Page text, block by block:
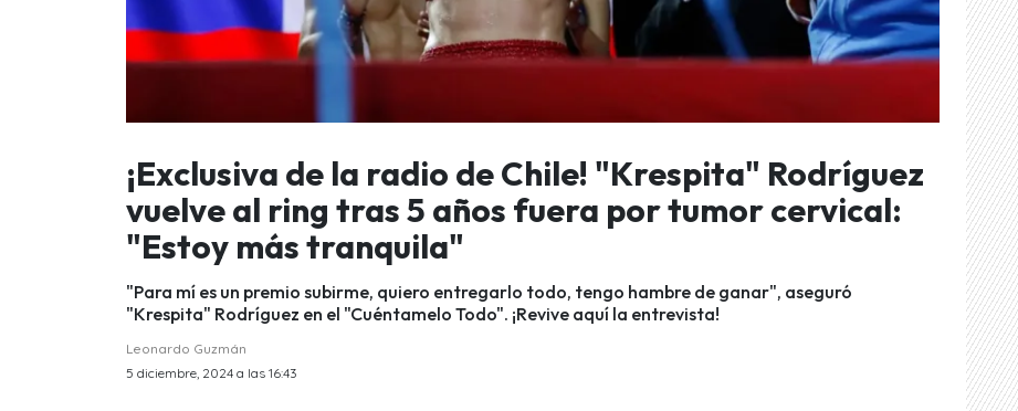
¡Exclusiva de la radio de Chile! "Krespita" Rodríguez
vuelve al ring tras 5 años fuera por tumor cervical:
"Estoy más tranquila"
"Para mí es un premio subirme, quiero entregarlo todo, tengo hambre de ganar", aseguró
"Krespita" Rodríguez en el "Cuéntamelo Todo". ¡Revive aquí la entrevista!
Leonardo Guzmán
5 diciembre, 2024 a las 16:43